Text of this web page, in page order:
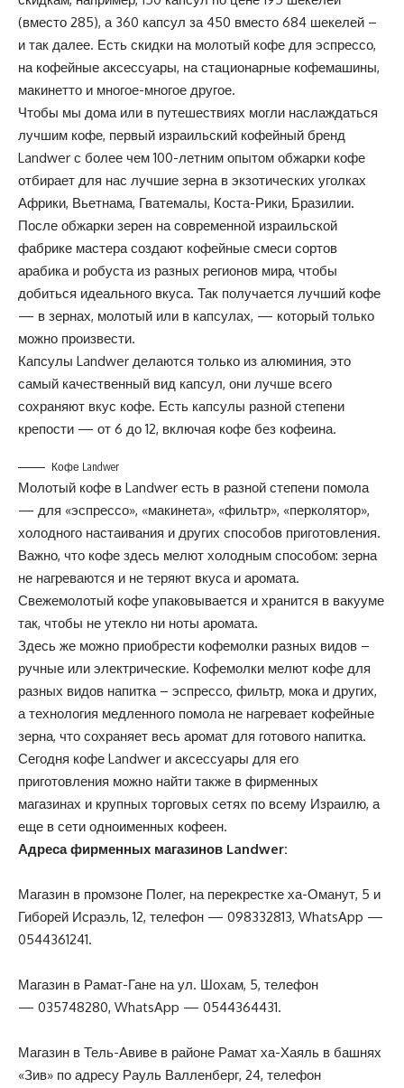
(вместо 285), а 360 капсул за 450 вместо 684 шекелей –
и так далее. Есть скидки на молотый кофе для эспрессо,
на кофейные аксессуары, на стационарные кофемашины,
макинетто и многое-многое другое.
Чтобы мы дома или в путешествиях могли наслаждаться
лучшим кофе, первый израильский кофейный бренд
Landwer с более чем 100-летним опытом обжарки кофе
отбирает для нас лучшие зерна в экзотических уголках
Африки, Вьетнама, Гватемалы, Коста-Рики, Бразилии.
После обжарки зерен на современной израильской
фабрике мастера создают кофейные смеси сортов
арабика и робуста из разных регионов мира, чтобы
добиться идеального вкуса. Так получается лучший кофе
— в зернах, молотый или в капсулах, — который только
можно произвести.
Капсулы Landwer делаются только из алюминия, это
самый качественный вид капсул, они лучше всего
сохраняют вкус кофе. Есть капсулы разной степени
крепости — от 6 до 12, включая кофе без кофеина.
Кофе Landwer
Молотый кофе в Landwer есть в разной степени помола
— для «эспрессо», «макинета», «фильтр», «перколятор»,
холодного настаивания и других способов приготовления.
Важно, что кофе здесь мелют холодным способом: зерна
не нагреваются и не теряют вкуса и аромата.
Свежемолотый кофе упаковывается и хранится в вакууме
так, чтобы не утекло ни ноты аромата.
Здесь же можно приобрести кофемолки разных видов –
ручные или электрические. Кофемолки мелют кофе для
разных видов напитка – эспрессо, фильтр, мока и других,
а технология медленного помола не нагревает кофейные
зерна, что сохраняет весь аромат для готового напитка.
Сегодня кофе Landwer и аксессуары для его
приготовления можно найти также в фирменных
магазинах и крупных торговых сетях по всему Израилю, а
еще в сети одноименных кофеен.
Адреса фирменных магазинов Landwer:
Магазин в промзоне Полег, на перекрестке ха-Оманут, 5 и
Гиборей Исраэль, 12, телефон — 098332813, WhatsApp —
0544361241.
Магазин в Рамат-Гане на ул. Шохам, 5, телефон
— 035748280, WhatsApp — 0544364431.
Магазин в Тель-Авиве в районе Рамат ха-Хаяль в башнях
«Зив» по адресу Рауль Валленберг, 24, телефон